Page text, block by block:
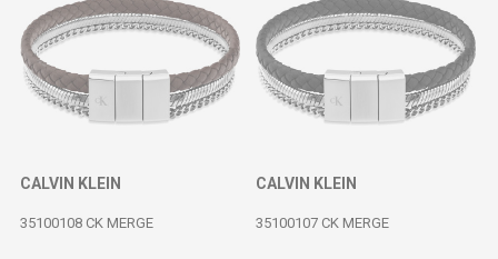
CALVIN KLEIN
35100108 CK MERGE
CALVIN KLEIN
35100107 CK MERGE